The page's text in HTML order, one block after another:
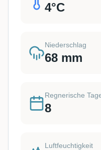
4°C
Niederschlag
68 mm
Regnerische
8
Luftfeuchtigkeit